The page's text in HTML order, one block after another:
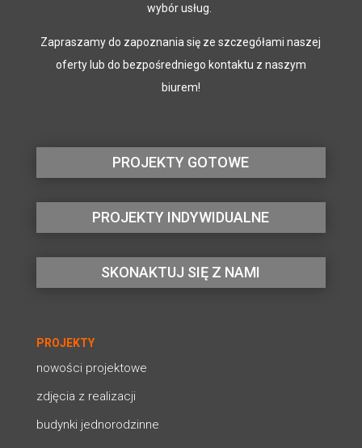
wybór usług.
Zapraszamy do zapoznania się ze szczegółami naszej
oferty lub do bezpośredniego kontaktu z naszym
biurem!
PROJEKTY GOTOWE
PROJEKTY INDYWIDUALNE
SKONAKTUJ SIĘ Z NAMI
PROJEKTY
nowości projektowe
zdjęcia z realizacji
budynki jednorodzinne